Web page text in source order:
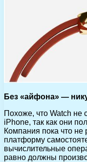
Без «айфона» —
Похоже, что Watch не
iPhone, так как они
Компания пока что не
платформу
вычислительные
равно должны